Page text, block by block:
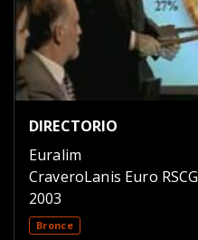
DIRECTORIO
Euralim
CraveroLanis Euro RSCG
2003
Bronce